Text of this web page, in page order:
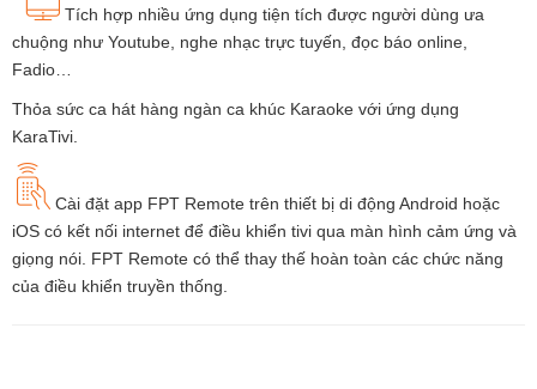
Tích hợp nhiều ứng dụng tiện tích được người dùng ưa
chuộng như Youtube, nghe nhạc trực tuyến, đọc báo online,
Fadio…
Thỏa sức ca hát hàng ngàn ca khúc Karaoke với ứng dụng
KaraTivi.
Cài đặt app FPT Remote trên thiết bị di động Android hoặc
iOS có kết nối internet để điều khiển tivi qua màn hình cảm ứng và
giọng nói. FPT Remote có thể thay thế hoàn toàn các chức năng
của điều khiển truyền thống.